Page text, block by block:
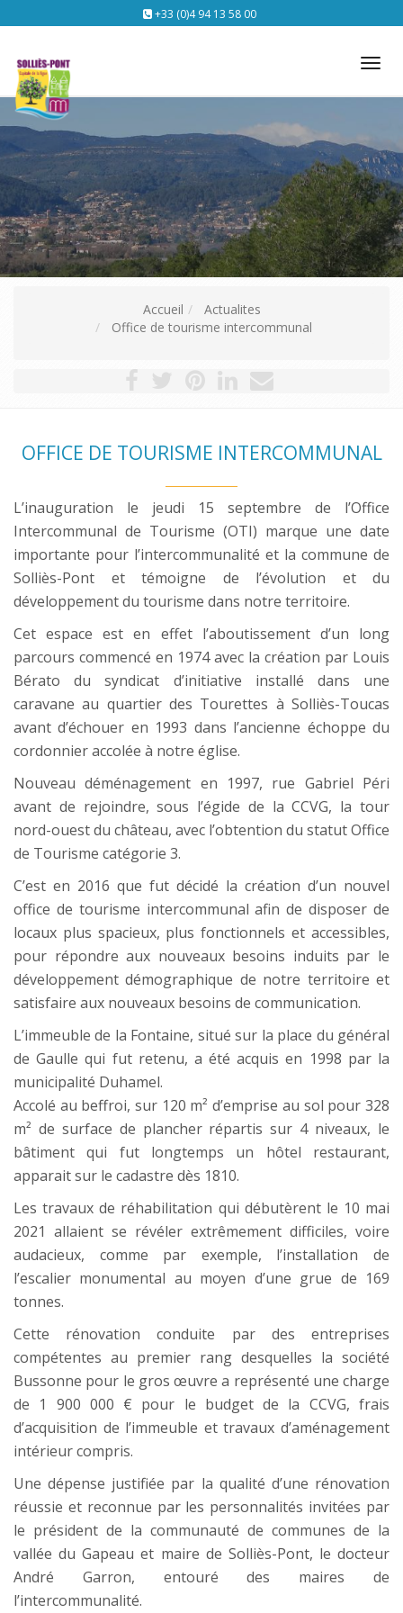
+33 (0)4 94 13 58 00
Accueil
Actualites
Office de tourisme intercommunal
OFFICE DE TOURISME INTERCOMMUNAL
L’inauguration le jeudi 15 septembre de l’Office
Intercommunal de Tourisme (OTI) marque une date
importante pour l’intercommunalité et la commune de
Solliès-Pont et témoigne de l’évolution et du
développement du tourisme dans notre territoire.
Cet espace est en effet l’aboutissement d’un long
parcours commencé en 1974 avec la création par Louis
Bérato du syndicat d’initiative installé dans une
caravane au quartier des Tourettes à Solliès-Toucas
avant d’échouer en 1993 dans l’ancienne échoppe du
cordonnier accolée à notre église.
Nouveau déménagement en 1997, rue Gabriel Péri
avant de rejoindre, sous l’égide de la CCVG, la tour
nord-ouest du château, avec l’obtention du statut Office
de Tourisme catégorie 3.
C’est en 2016 que fut décidé la création d’un nouvel
office de tourisme intercommunal afin de disposer de
locaux plus spacieux, plus fonctionnels et accessibles,
pour répondre aux nouveaux besoins induits par le
développement démographique de notre territoire et
satisfaire aux nouveaux besoins de communication.
L’immeuble de la Fontaine, situé sur la place du général
de Gaulle qui fut retenu, a été acquis en 1998 par la
municipalité Duhamel.
Accolé au beffroi, sur 120 m² d’emprise au sol pour 328
m² de surface de plancher répartis sur 4 niveaux, le
bâtiment qui fut longtemps un hôtel restaurant,
apparait sur le cadastre dès 1810.
Les travaux de réhabilitation qui débutèrent le 10 mai
2021 allaient se révéler extrêmement difficiles, voire
audacieux, comme par exemple, l’installation de
l’escalier monumental au moyen d’une grue de 169
tonnes.
Cette rénovation conduite par des entreprises
compétentes au premier rang desquelles la société
Bussonne pour le gros œuvre a représenté une charge
de 1 900 000 € pour le budget de la CCVG, frais
d’acquisition de l’immeuble et travaux d’aménagement
intérieur compris.
Une dépense justifiée par la qualité d’une rénovation
réussie et reconnue par les personnalités invitées par
le président de la communauté de communes de la
vallée du Gapeau et maire de Solliès-Pont, le docteur
André Garron, entouré des maires de
l’intercommunalité.